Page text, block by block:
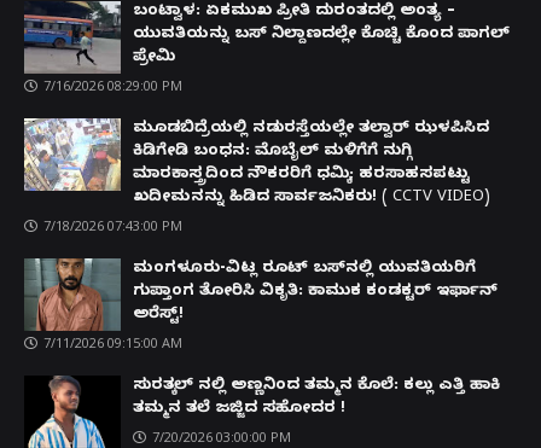
ಬಂಟ್ವಾಳ: ಏಕಮುಖ ಪ್ರೀತಿ ದುರಂತದಲ್ಲಿ ಅಂತ್ಯ –
ಯುವತಿಯನ್ನು ಬಸ್ ನಿಲ್ದಾಣದಲ್ಲೇ ಕೊಚ್ಚಿ ಕೊಂದ ಪಾಗಲ್
ಪ್ರೇಮಿ
7/16/2026 08:29:00 PM
ಮೂಡಬಿದ್ರೆಯಲ್ಲಿ ನಡುರಸ್ತೆಯಲ್ಲೇ ತಲ್ವಾರ್ ಝಳಪಿಸಿದ
ಕಿಡಿಗೇಡಿ ಬಂಧನ: ಮೊಬೈಲ್ ಮಳಿಗೆಗೆ ನುಗ್ಗಿ
ಮಾರಕಾಸ್ತ್ರದಿಂದ ನೌಕರರಿಗೆ ಧಮ್ಕಿ; ಹರಸಾಹಸಪಟ್ಟು
ಖದೀಮನನ್ನು ಹಿಡಿದ ಸಾರ್ವಜನಿಕರು! ( CCTV VIDEO)
7/18/2026 07:43:00 PM
ಮಂಗಳೂರು-ವಿಟ್ಲ ರೂಟ್ ಬಸ್‌ನಲ್ಲಿ ಯುವತಿಯರಿಗೆ
ಗುಪ್ತಾಂಗ ತೋರಿಸಿ ವಿಕೃತಿ: ಕಾಮುಕ ಕಂಡಕ್ಟರ್ ಇರ್ಫಾನ್
ಅರೆಸ್ಟ್!
7/11/2026 09:15:00 AM
ಸುರತ್ಕಲ್ ನಲ್ಲಿ ಅಣ್ಣನಿಂದ ತಮ್ಮನ ಕೊಲೆ: ಕಲ್ಲು ಎತ್ತಿ ಹಾಕಿ
ತಮ್ಮನ ತಲೆ ಜಜ್ಜಿದ ಸಹೋದರ !
7/20/2026 03:00:00 PM